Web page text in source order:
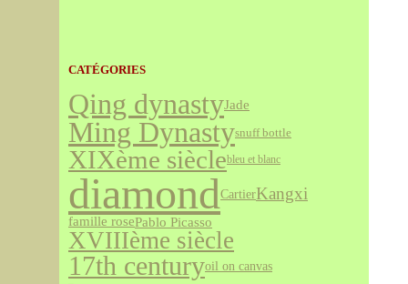
CATÉGORIES
Qing dynastyJade
Ming Dynastysnuff bottle
XIXème sièclebleu et blanc
diamondCartierKangxi
famille rosePablo Picasso
XVIIIème siècle
17th centuryoil on canvas